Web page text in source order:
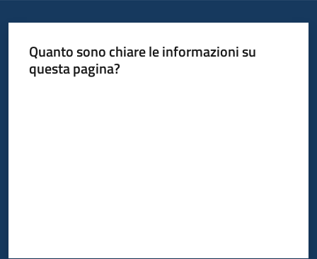
Quanto sono chiare le informazioni su
questa pagina?